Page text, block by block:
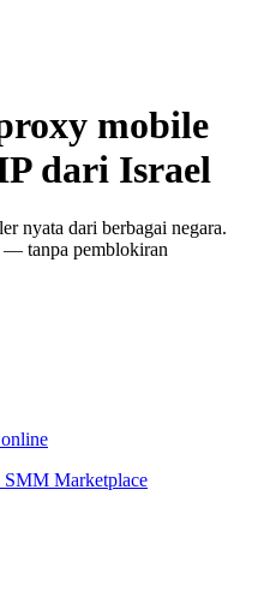
mobile
dari Israel
nyata dari berbagai negara.
— tanpa pemblokiran
SMM Marketplace